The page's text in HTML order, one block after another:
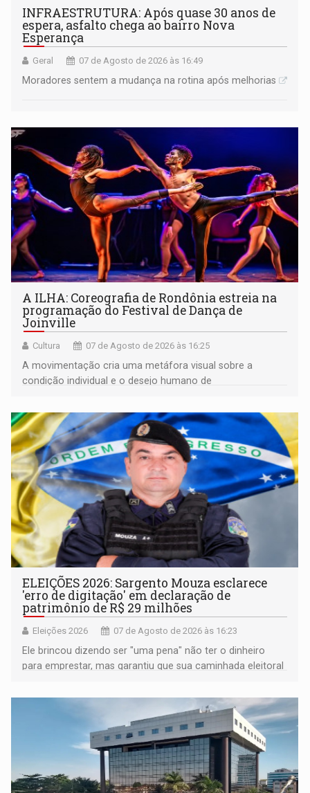
INFRAESTRUTURA: Após quase 30 anos de
espera, asfalto chega ao bairro Nova
Esperança
Geral 07 de Agosto de 2026 às 16:49
Moradores sentem a mudança na rotina após melhorias
A ILHA: Coreografia de Rondônia estreia na
programação do Festival de Dança de
Joinville
Cultura 07 de Agosto de 2026 às 16:25
A movimentação cria uma metáfora visual sobre a
condição individual e o desejo humano de
ELEIÇÕES 2026: Sargento Mouza esclarece
'erro de digitação' em declaração de
patrimônio de R$ 29 milhões
Eleições 2026 07 de Agosto de 2026 às 16:23
Ele brincou dizendo ser "uma pena" não ter o dinheiro
para emprestar, mas garantiu que sua caminhada eleitoral